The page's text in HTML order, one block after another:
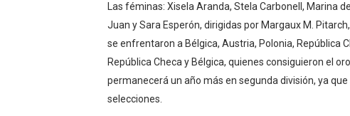
Campeonato de Europa de
Mundial de lacrosse femenino
Máxima celebración en el
Las féminas: Xisela Aranda, Stela Carbonell, Marina de
Juan y Sara Esperón, dirigidas por Margaux M. Pitarch,
se enfrentaron a Bélgica, Austria, Polonia, República
República Checa y Bélgica, quienes consiguieron el
permanecerá un año más en segunda división, ya
selecciones.